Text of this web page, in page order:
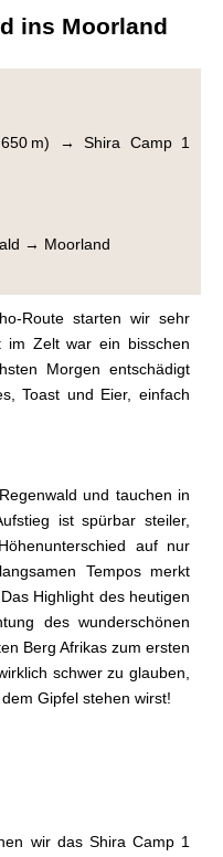
ins Moorland
m) → Shira Camp 1
→ Moorland
Route starten wir sehr
im Zelt war ein bisschen
Morgen entschädigt
Toast und Eier, einfach
und tauchen in
ist spürbar steiler,
auf nur
Tempos merkt
Highlight des heutigen
des wunderschönen
Berg Afrikas zum ersten
schwer zu glauben,
Gipfel stehen wirst!
wir das Shira Camp 1